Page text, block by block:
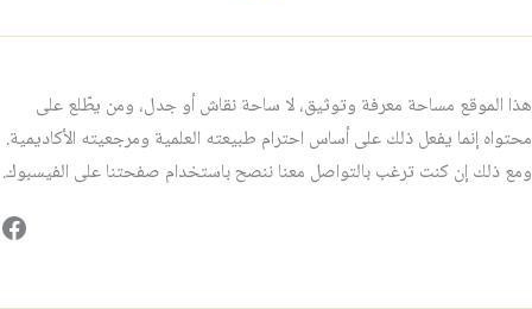
هذا الموقع مساحة معرفة وتوثيق، لا ساحة نقاش أو جدل، ومن يطّلع على
محتواه إنما يفعل ذلك على أساس احترام طبيعته العلمية ومرجعيته الأكاديمية.
ومع ذلك إن كنت ترغب بالتواصل معنا ننصح باستخدام صفحتنا على الفيسبوك.